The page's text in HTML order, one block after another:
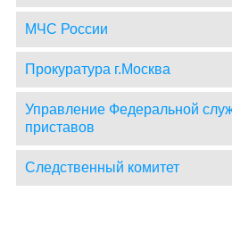
МЧС России
Прокуратура г.Москва
Управление Федеральной
приставов
Следственный комитет